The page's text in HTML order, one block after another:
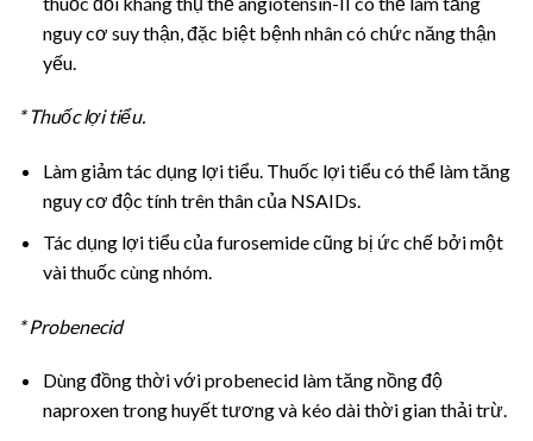
nguy cơ suy thận, đặc biệt bệnh nhân có chức năng thận
yếu.
* Thuốc lợi tiểu.
Làm giảm tác dụng lợi tiểu. Thuốc lợi tiểu có thể làm tăng
nguy cơ độc tính trên thân của NSAIDs.
Tác dụng lợi tiểu của furosemide cũng bị ức chế bởi một
vài thuốc cùng nhóm.
* Probenecid
Dùng đồng thời với probenecid làm tăng nồng độ
naproxen trong huyết tương và kéo dài thời gian thải trừ.